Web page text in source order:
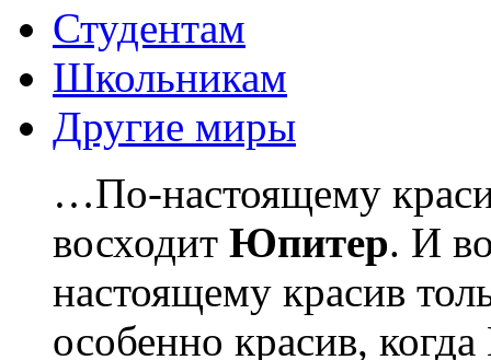
Студентам
Школьникам
Другие миры
…По-настоящему
восходит Юпитер. И
настоящему красив
особенно красив,